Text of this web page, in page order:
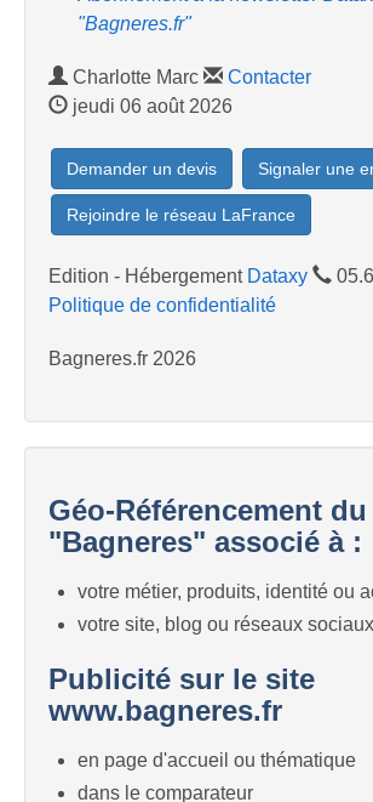
"Bagneres.fr"
Charlotte Marc
Contacter
jeudi 06 août 2026
Demander un devis Signaler une
Rejoindre le réseau LaFrance
Edition - Hébergement Dataxy
Politique de confidentialité
Bagneres.fr 2026
Géo-Référencement
"Bagneres" associé à :
votre métier, produits, identité ou
votre site, blog ou réseaux sociaux
Publicité sur le site
www.bagneres.fr
en page d'accueil ou thématique
dans le comparateur